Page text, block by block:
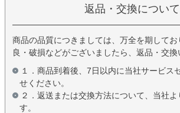
返品・交換について
商品の品質につきましては、万全を期して
良・破損などがございましたら、返品・交換
１．商品到着後、7日以内に当社サービス
せください。
２．返送または交換方法について、当社
す。